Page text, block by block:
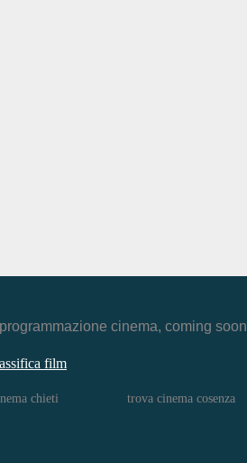
cinema, coming soon
film
chieti trova cinema cosenza